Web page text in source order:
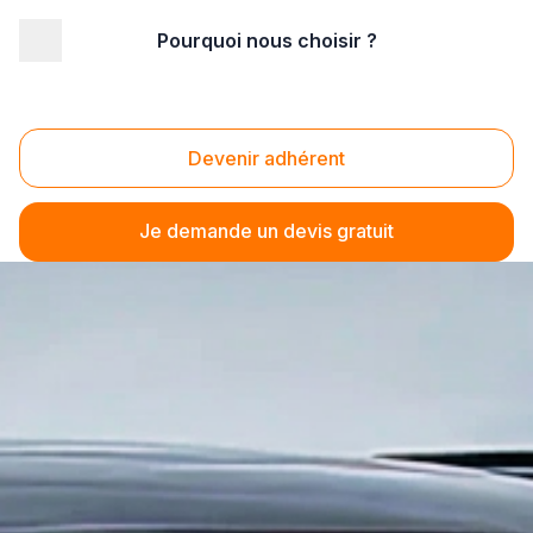
Pourquoi nous choisir ?
Devenir adhérent
Je demande un devis gratuit